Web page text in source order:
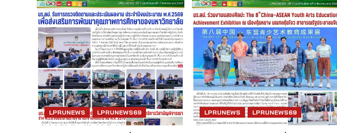
LPRUNEWS LPRUNEWS69 LPRUNEWS LPRUNEWS69